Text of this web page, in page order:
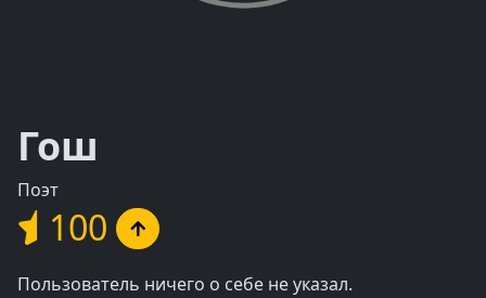
Гош
Поэт
100
Пользователь ничего о себе не указал.